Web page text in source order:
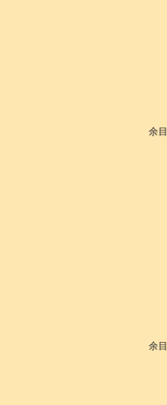
余
余